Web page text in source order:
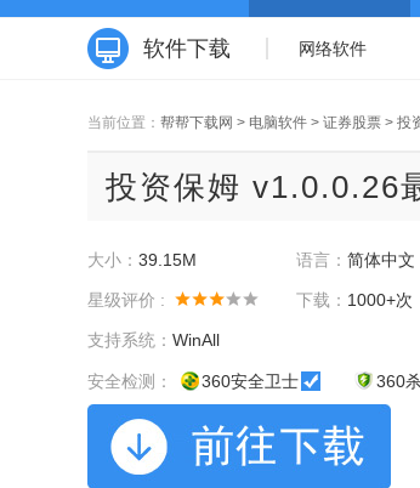
软件下载 网络软件
当前位置： 帮帮下载网 > 电脑软件 > 证券股票 > 投
投资保姆 v1.0.0.26
大小： 39.15M 语言： 简体中文
星级评价 : 下载： 1000+次
支持系统： WinAll
安全检测： 360安全卫士 360